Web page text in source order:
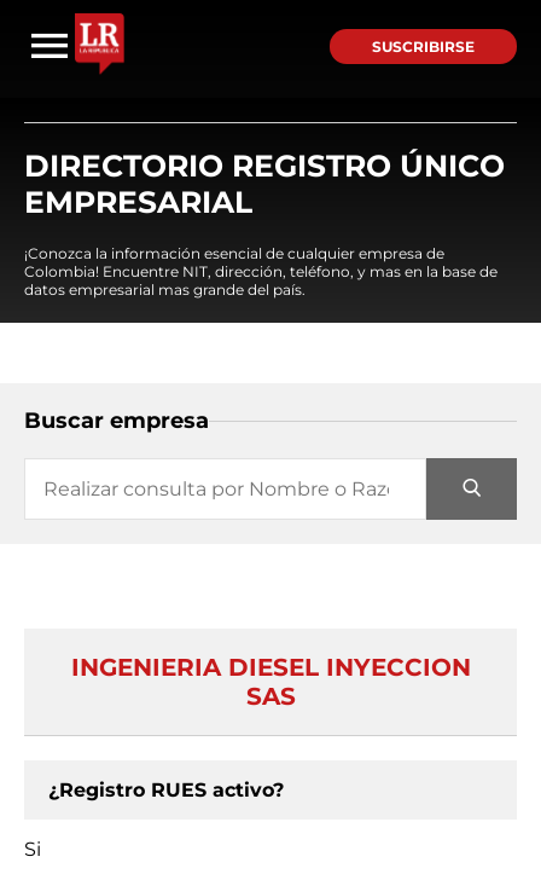
SUSCRIBIRSE
DIRECTORIO REGISTRO ÚNICO
EMPRESARIAL
¡Conozca la información esencial de cualquier empresa de
Colombia! Encuentre NIT, dirección, teléfono, y mas en la base de
datos empresarial mas grande del país.
Buscar empresa
INGENIERIA DIESEL INYECCION
SAS
¿Registro RUES activo?
Si